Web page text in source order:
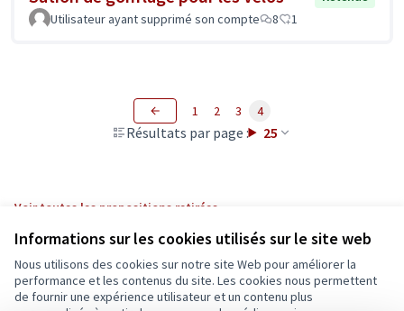
Informations sur les cookies utilisés sur le site web
Nous utilisons des cookies sur notre site Web pour améliorer la
performance et les contenus du site. Les cookies nous permettent
de fournir une expérience utilisateur et un contenu plus
Utilisateur ayant supprimé son compte
8 1
Résultats par page : 25
1 2 3 4
Voir toutes les propositions retirées
Conditions d'utilisation
Paramètres des cookies
Ecrivons Angers sur X
Ecrivons Angers sur Facebook